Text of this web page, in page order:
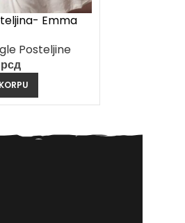
Emma
Posteljine
рсд